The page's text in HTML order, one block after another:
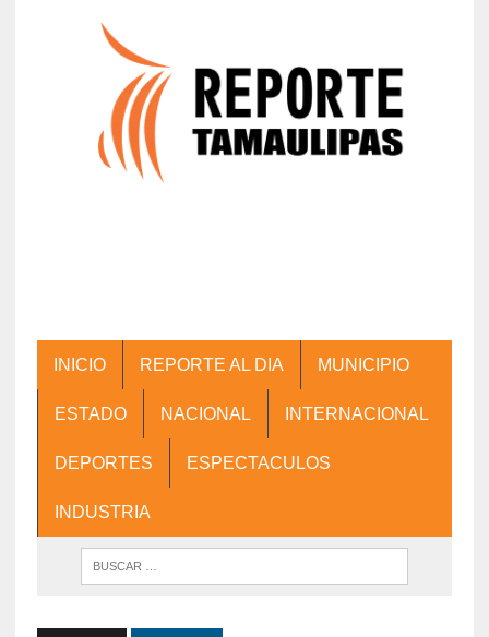
INICIO REPORTE AL DIA MUNICIPIO
ESTADO NACIONAL INTERNACIONAL
DEPORTES ESPECTACULOS
INDUSTRIA